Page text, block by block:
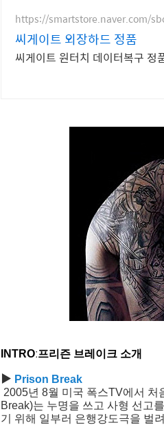
https://smartstore.naver.com/
씨게이트 외장하드 정품
씨게이트 원터치 데이터복구
INTROː프리즌 브레이크 소개
▶ Prison Break
2005년 8월 미국 폭스TV에서 처
Break)는 누명을 쓰고 사형 선고
기 위해 일부러 은행강도극을 벌